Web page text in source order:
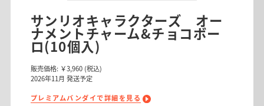
サンリオキャラクターズ オー
ナメントチャーム&チョコボー
ロ(10個入)
販売価格: ￥3,960 (税込)
2026年11月 発送予定
プレミアムバンダイで詳細を見る